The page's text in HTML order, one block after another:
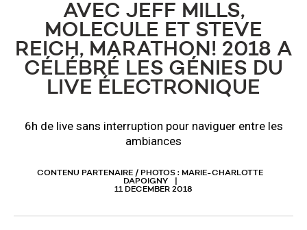
AVEC JEFF MILLS,
MOLECULE ET STEVE
REICH, MARATHON! 2018 A
CÉLÉBRÉ LES GÉNIES DU
LIVE ÉLECTRONIQUE
6h de live sans interruption pour naviguer entre les
ambiances
CONTENU PARTENAIRE / PHOTOS : MARIE-CHARLOTTE
DAPOIGNY
11 DECEMBER 2018